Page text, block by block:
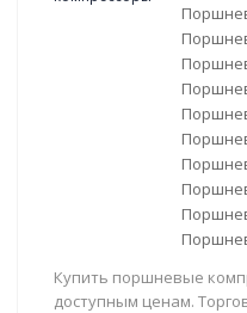
Купить поршневые
доступным ценам.